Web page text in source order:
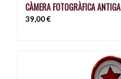
CÀMERA FOTOGRÀFICA ANTIGA
39,00€